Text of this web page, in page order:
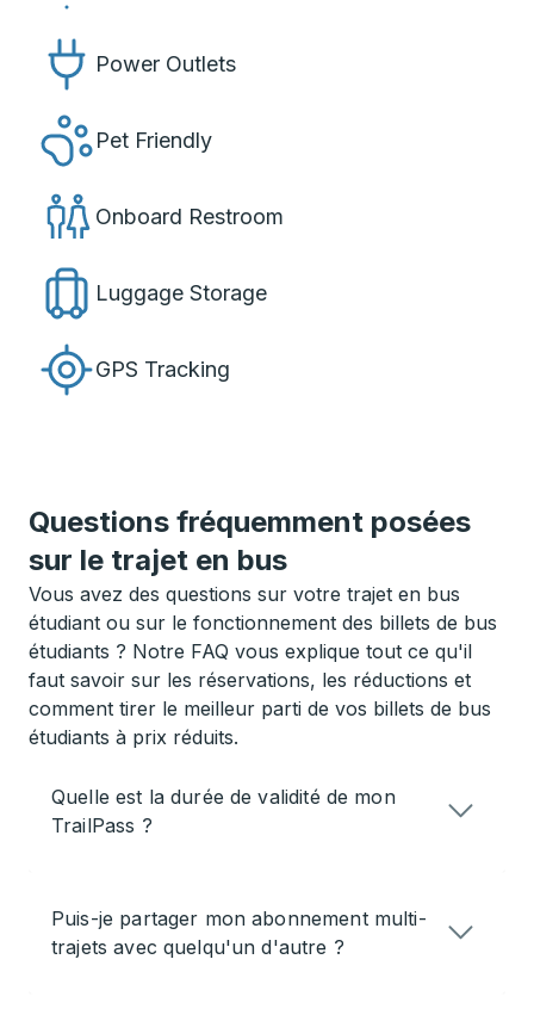
Power Outlets
Pet Friendly
Onboard Restroom
Luggage Storage
GPS Tracking
Questions fréquemment posées
sur le trajet en bus
Vous avez des questions sur votre trajet en bus
étudiant ou sur le fonctionnement des billets de bus
étudiants ? Notre FAQ vous explique tout ce qu'il
faut savoir sur les réservations, les réductions et
comment tirer le meilleur parti de vos billets de bus
étudiants à prix réduits.
Quelle est la durée de validité de mon
TrailPass ?
Puis-je partager mon abonnement multi-
trajets avec quelqu'un d'autre ?